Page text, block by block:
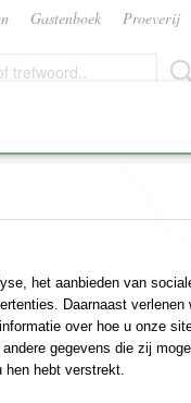
Gastenboek Proeverij
het aanbieden van
Daarnaast verlenen
over hoe u onze
gegevens die zij
hen hebt verstrekt.